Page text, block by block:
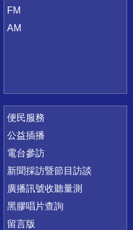
FM
AM
便民服務
公益插播
電台參訪
新聞採訪暨節目訪談
廣播訊號收聽量測
黑膠唱片查詢
留言版